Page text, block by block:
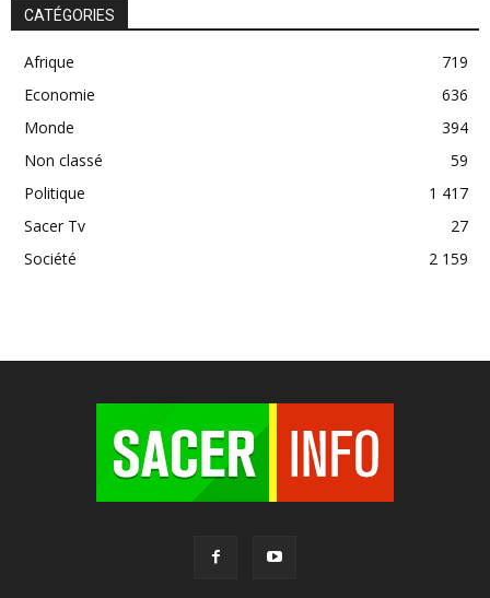
CATÉGORIES
Afrique
719
Economie
636
Monde
394
Non classé
59
Politique
1 417
Sacer Tv
27
Société
2 159